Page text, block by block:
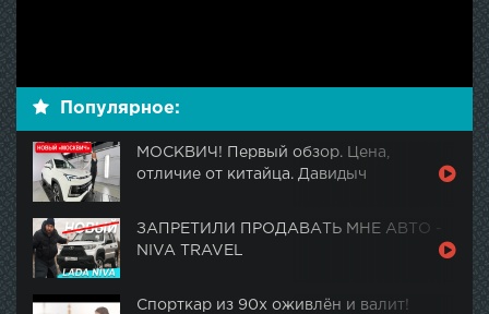
Популярное:
МОСКВИЧ! Первый обзор. Цена,
отличие от китайца. Давидыч
ЗАПРЕТИЛИ ПРОДАВАТЬ МНЕ АВТО -
NIVA TRAVEL
Спорткар из 90х оживлён и валит!